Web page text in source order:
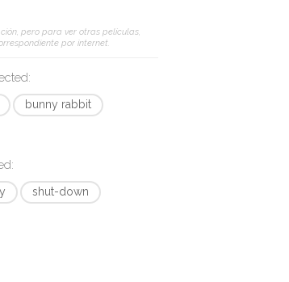
pero para ver otras películas,
por internet.
:
bunny rabbit
:
shut-down